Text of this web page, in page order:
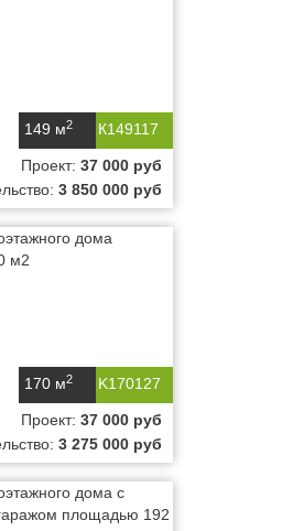
К149117
149 м2
Проект: 37 000 руб
3 850 000 руб
K170127
170 м2
Проект: 37 000 руб
3 275 000 руб